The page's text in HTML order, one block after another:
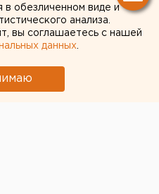
обезличенном виде и
анализа.
вы соглашаетесь с нашей
данных